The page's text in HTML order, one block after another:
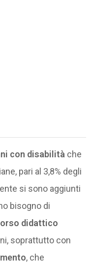
con disabilità che
pari al 3,8% degli
si sono aggiunti
bisogno di
didattico
soprattutto con
, che